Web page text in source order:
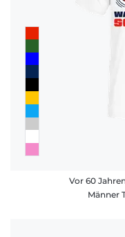
Vor 60
Männer